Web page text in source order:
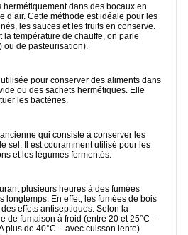
hermétiquement dans des bocaux en
d’air. Cette méthode est idéale pour les
les sauces et les fruits en conserve.
la température de chauffe, on parle
ou de pasteurisation).
pour conserver des aliments dans
ou des sachets hermétiques. Elle
les bactéries.
qui consiste à conserver les
sel. Il est couramment utilisé pour les
et les légumes fermentés.
plusieurs heures à des fumées
longtemps. En effet, les fumées de bois
effets antiseptiques. Selon la
de fumaison à froid (entre 20 et 25°C –
plus de 40°C – avec cuisson lente)